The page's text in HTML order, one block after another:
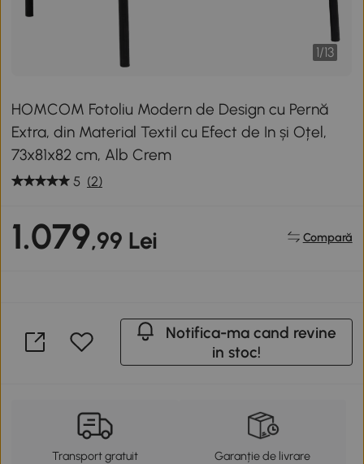
1/13
HOMCOM Fotoliu Modern de Design cu Pernă
Extra, din Material Textil cu Efect de In și Oțel,
73x81x82 cm, Alb Crem
5 (2)
1.079,99 Lei Compară
Notifica-ma cand revine
in stoc!
Transport gratuit Garanție de livrare